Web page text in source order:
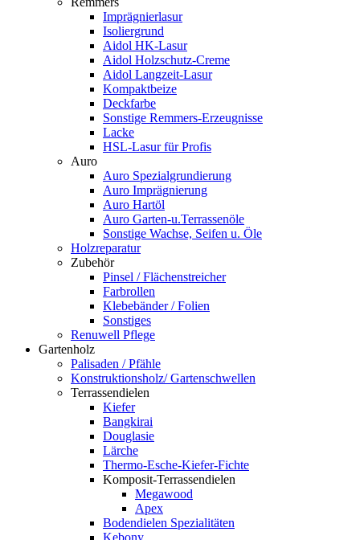
Imprägnierlasur
Isoliergrund
Aidol HK-Lasur
Aidol Holzschutz-Creme
Aidol Langzeit-Lasur
Kompaktbeize
Deckfarbe
Sonstige Remmers-Erzeugnisse
Lacke
HSL-Lasur für Profis
Auro
Auro Spezialgrundierung
Auro Imprägnierung
Auro Hartöl
Auro Garten-u.Terrassenöle
Sonstige Wachse, Seifen u. Öle
Holzreparatur
Zubehör
Pinsel / Flächenstreicher
Farbrollen
Klebebänder / Folien
Sonstiges
Renuwell Pflege
Gartenholz
Palisaden / Pfähle
Konstruktionsholz/ Gartenschwellen
Terrassendielen
Kiefer
Bangkirai
Douglasie
Lärche
Thermo-Esche-Kiefer-Fichte
Komposit-Terrassendielen
Megawood
Apex
Bodendielen Spezialitäten